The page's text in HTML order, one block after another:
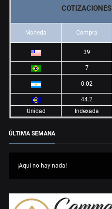
COTIZACIONES
Moneda Compra
39
7
0.02
44.2
Unidad
Indexada
ÚLTIMA SEMANA
¡Aquí no hay nada!